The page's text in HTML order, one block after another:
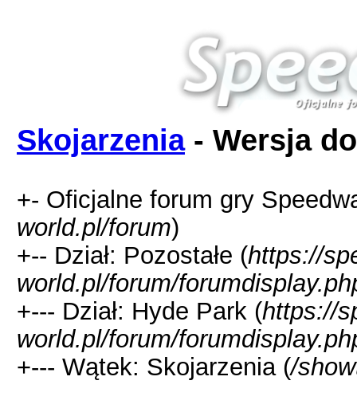
Skojarzenia- Wersja
+- Oficjalne forum gry
world.pl/forum)
+-- Dział: Pozostałe (https://
world.pl/forum/
+--- Dział: Hyde Park (https://
world.pl/forum/
+--- Wątek: Skojarzenia (/